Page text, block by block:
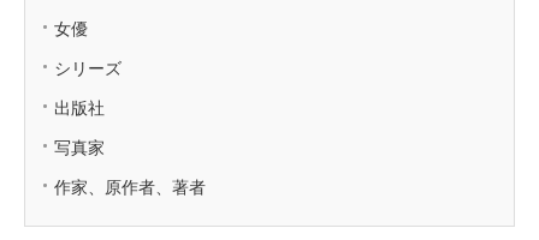
女優
シリーズ
出版社
写真家
作家、原作者、著者